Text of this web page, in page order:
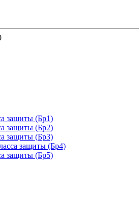
защиты (Бр1)
защиты (Бр2)
защиты (Бр3)
защиты (Бр4)
защиты (Бр5)